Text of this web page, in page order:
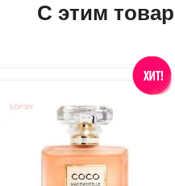
С этим